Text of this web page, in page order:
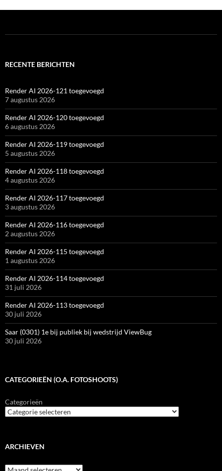
RECENTE BERICHTEN
Render AI 2026-121 toegevoegd
7 augustus 2026
Render AI 2026-120 toegevoegd
6 augustus 2026
Render AI 2026-119 toegevoegd
5 augustus 2026
Render AI 2026-118 toegevoegd
4 augustus 2026
Render AI 2026-117 toegevoegd
3 augustus 2026
Render AI 2026-116 toegevoegd
2 augustus 2026
Render AI 2026-115 toegevoegd
1 augustus 2026
Render AI 2026-114 toegevoegd
31 juli 2026
Render AI 2026-113 toegevoegd
30 juli 2026
Saar (0301) 1e bij publiek bij wedstrijd ViewBug
30 juli 2026
CATEGORIEËN (O.A. FOTOSHOOTS)
Categorieën
ARCHIEVEN
Archieven